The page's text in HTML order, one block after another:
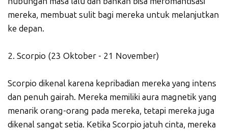
mereka, membuat sulit bagi mereka untuk melanjutkan
ke depan.
2. Scorpio (23 Oktober - 21 November)
Scorpio dikenal karena kepribadian mereka yang intens
dan penuh gairah. Mereka memiliki aura magnetik yang
menarik orang-orang pada mereka, tetapi mereka juga
dikenal sangat setia. Ketika Scorpio jatuh cinta, mereka